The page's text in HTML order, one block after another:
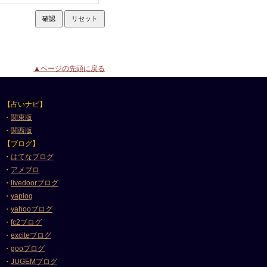
▲ページの先頭に戻る
【占いナビ】
・ 関東版
・ 関西版
【ブログ】
・ はてなブログ
・ アメブロ
・ livedoorブログ
・ yaplog
・ yahooブログ
・ fc2ブログ
・ exciteブログ
・ gooブログ
・ JUGEMブログ